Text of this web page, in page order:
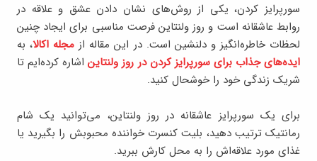
سورپرایز کردن، یکی از روش‌های نشان دادن عشق و علاقه در
روابط عاشقانه است و روز ولنتاین فرصت مناسبی برای ایجاد چنین
لحظات خاطره‌انگیز و دلنشین است. در این مقاله از مجله اکالا، به
ایده‌های جذاب برای سورپرایز کردن در روز ولنتایناشاره کرده‌ایم تا
شریک زندگی خود را خوشحال کنید.
برای یک سورپرایز عاشقانه در روز ولنتاین، می‌توانید یک شام
رمانتیک ترتیب دهید، بلیت کنسرت خواننده محبوبش را بگیرید یا
غذای مورد علاقه‌اش را به محل کارش ببرید.